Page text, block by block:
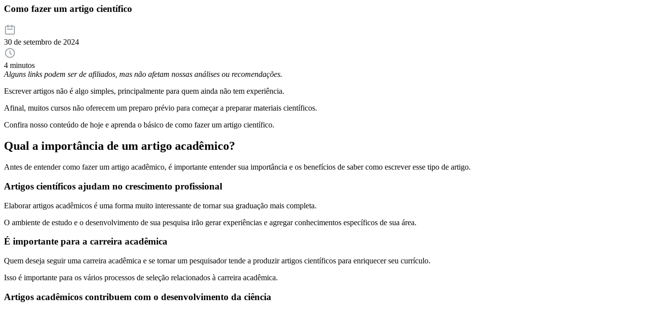
Como fazer um artigo científico
30 de setembro de 2024
4 minutos
Alguns links podem ser de afiliados, mas não afetam nossas análises ou recomendações.
Escrever artigos não é algo simples, principalmente para quem ainda não tem experiência.
Afinal, muitos cursos não oferecem um preparo prévio para começar a preparar materiais científicos.
Confira nosso conteúdo de hoje e aprenda o básico de como fazer um artigo científico.
Qual a importância de um artigo acadêmico?
Antes de entender como fazer um artigo acadêmico, é importante entender sua importância e os benefícios de saber como escrever esse tipo de artigo.
Artigos científicos ajudam no crescimento profissional
Elaborar artigos acadêmicos é uma forma muito interessante de tornar sua graduação mais completa.
O ambiente de estudo e o desenvolvimento de sua pesquisa irão gerar experiências e agregar conhecimentos específicos de sua área.
É importante para a carreira acadêmica
Quem deseja seguir uma carreira acadêmica e se tornar um pesquisador tende a produzir artigos científicos para enriquecer seu currículo.
Isso é importante para os vários processos de seleção relacionados à carreira acadêmica.
Artigos acadêmicos contribuem com o desenvolvimento da ciência